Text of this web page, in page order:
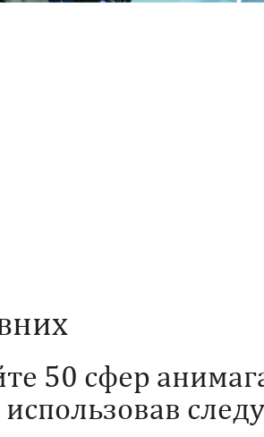
50 сфер
использовав